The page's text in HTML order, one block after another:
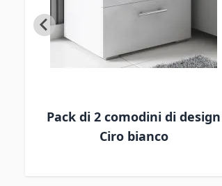
Pack di 2 comodini di design
Ciro bianco